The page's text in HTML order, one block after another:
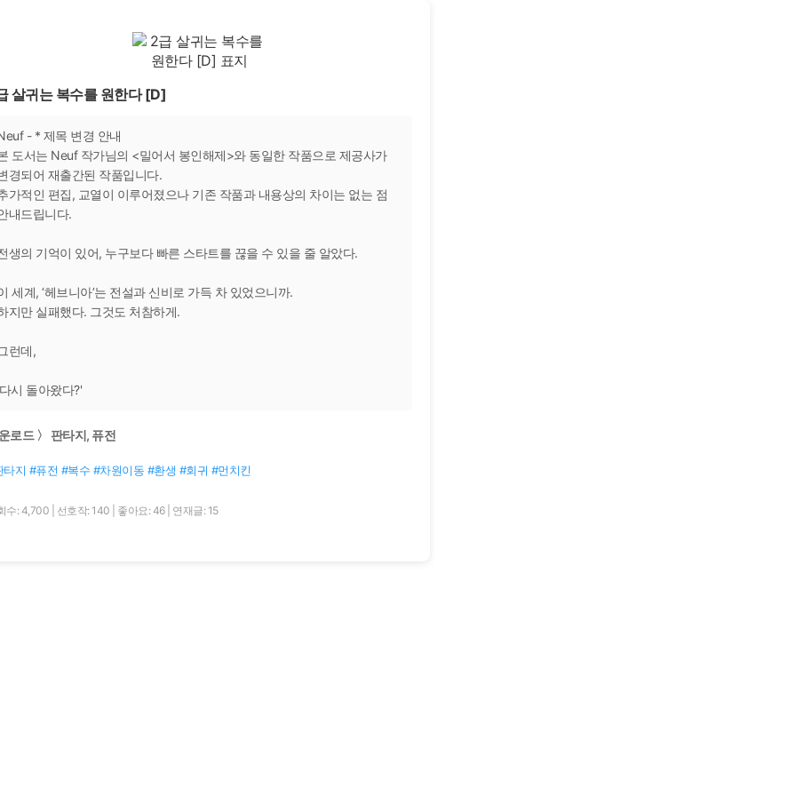
살귀는 복수를 원한다 [D]
- * 제목 변경 안내
도서는 Neuf 작가님의 <밀어서 봉인해제>와 동일한 작품으로 제공사가
경되어 재출간된 작품입니다.
가적인 편집, 교열이 이루어졌으나 기존 작품과 내용상의 차이는 없는 점
내드립니다.
생의 기억이 있어, 누구보다 빠른 스타트를 끊을 수 있을 줄 알았다.
세계, ‘헤브니아’는 전설과 신비로 가득 차 있었으니까.
지만 실패했다. 그것도 처참하게.
런데,
시 돌아왔다?'
로드 〉 판타지, 퓨전
타지 #퓨전 #복수 #차원이동 #환생 #회귀 #먼치킨
수: 4,700 선호작: 140 좋아요: 46 연재글: 15